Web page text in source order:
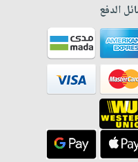
الدفع